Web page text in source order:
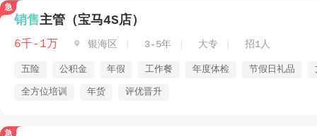
销售主管（宝马4S店）
6千-1万  银海区 3-5年 大专 招1人
五险 公积金 年假 工作餐 年度体检 节假日礼品
全方位培训 年货 评优晋升